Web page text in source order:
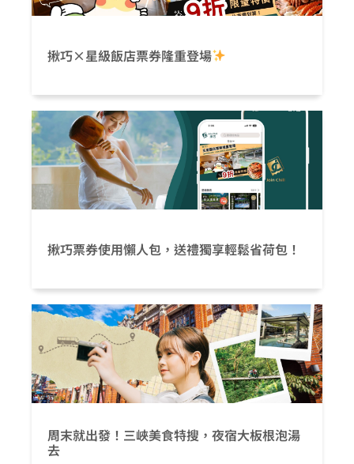
揪巧×星級飯店票券隆重登場
揪巧票券使用懶人包，送禮獨享輕鬆省荷包！
周末就出發！三峽美食特搜，夜宿大板根泡湯
去